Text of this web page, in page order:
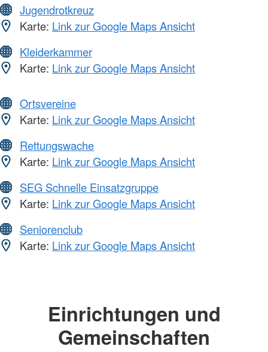
Jugendrotkreuz
Karte: Link zur Google Maps Ansicht
Kleiderkammer
Karte: Link zur Google Maps Ansicht
Ortsvereine
Karte: Link zur Google Maps Ansicht
Rettungswache
Karte: Link zur Google Maps Ansicht
SEG Schnelle Einsatzgruppe
Karte: Link zur Google Maps Ansicht
Seniorenclub
Karte: Link zur Google Maps Ansicht
Einrichtungen und
Gemeinschaften